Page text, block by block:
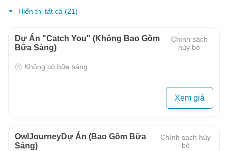
Hiển thị tất cả (21)
Dự Án "Catch You" (Không Bao Gồm
Bữa Sáng)
Chính sách
hủy bỏ
Không có bữa sáng
Xem giá
OwlJourneyDự Án (Bao Gồm Bữa
Sáng)
Chính sách hủy
bỏ